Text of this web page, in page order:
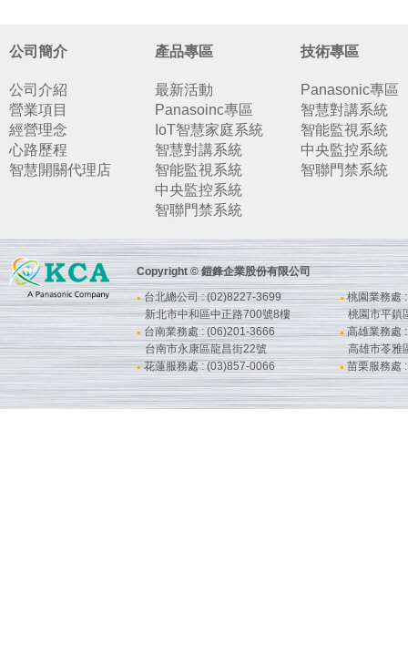
公司簡介
公司介紹
營業項目
經營理念
心路歷程
智慧開關代理店
產品專區
最新活動
Panasoinc專區
IoT智慧家庭系統
智慧對講系統
智能監視系統
中央監控系統
智聯門禁系統
技術專區
Panasonic專區
智慧對講系統
智能監視系統
中央監控系統
智聯門禁系統
Copyright © 鎧鋒企業股份有限公司
●台北總公司 : (02)8227-3699
新北市中和區中正路700號8樓
● 桃園業務處
桃園市平鎮
● 台南業務處 : (06)201-3666
台南市永康區龍昌街22號
●高雄業務處
高雄市苓雅
●花蓮服務處 : (03)857-0066 ● 苗栗服務處